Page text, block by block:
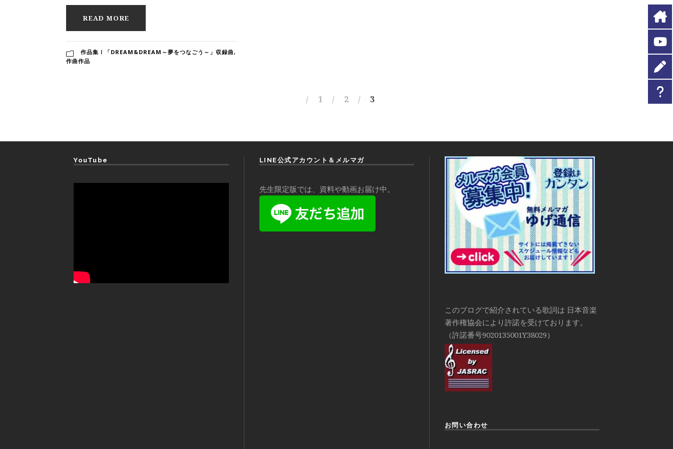
READ MORE
作品集Ⅰ「DREAM&DREAM～夢をつなごう～」収録曲,
作曲作品
1 2 3
YouTube LINE公式アカウント＆メルマガ
先生限定版では、資料や動画お届け中。
このブログで紹介されている歌詞は 日本音楽
著作権協会により許諾を受けております。
（許諾番号9020135001Y38029）
お問い合わせ